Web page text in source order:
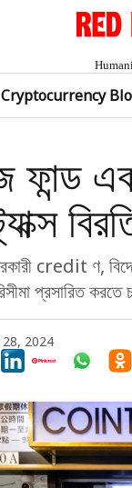
Cryptocurrency
credit ণ,
প্রসারিত করতে
2024